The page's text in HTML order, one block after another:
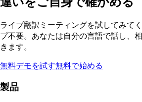
ライブ翻訳ミーティングを試してみて
プ不要。あなたは自分の言語で話し、
きます。
無料デモを試す無料で始める
製品